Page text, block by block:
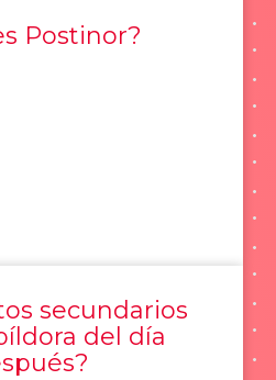
Postinor?
secundarios
del día